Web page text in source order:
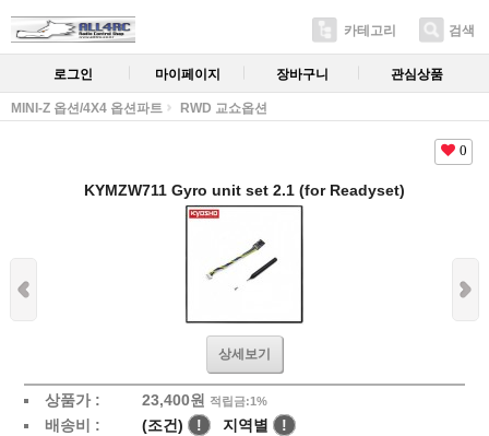
카테고리 검색
로그인 마이페이지 장바구니 관심상품
MINI-Z 옵션/4X4 옵션파트 RWD 교쇼옵션
0
KYMZW711 Gyro unit set 2.1 (for Readyset)
상세보기
상품가 : 23,400원 적립금:1%
배송비 : (조건) ! 지역별
!